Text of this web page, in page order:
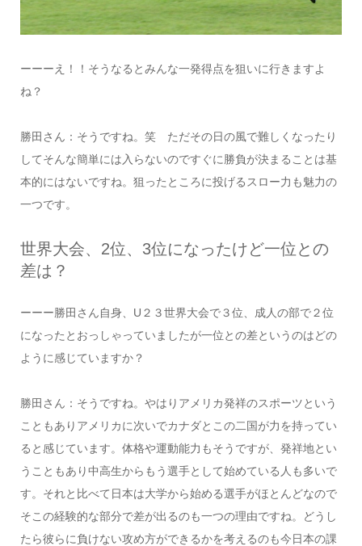
ーーーえ！！そうなるとみんな一発得点を狙いに行きますよ
ね？
勝田さん：そうですね。笑 ただその日の風で難しくなったり
してそんな簡単には入らないのですぐに勝負が決まることは基
本的にはないですね。狙ったところに投げるスロー力も魅力の
一つです。
世界大会、2位、3位になったけど一位との
差は？
ーーー勝田さん自身、U２３世界大会で３位、成人の部で２位
になったとおっしゃっていましたが一位との差というのはどの
ように感じていますか？
勝田さん：そうですね。やはりアメリカ発祥のスポーツという
こともありアメリカに次いでカナダとこの二国が力を持ってい
ると感じています。体格や運動能力もそうですが、発祥地とい
うこともあり中高生からもう選手として始めている人も多いで
す。それと比べて日本は大学から始める選手がほとんどなので
そこの経験的な部分で差が出るのも一つの理由ですね。どうし
たら彼らに負けない攻め方ができるかを考えるのも今日本の課